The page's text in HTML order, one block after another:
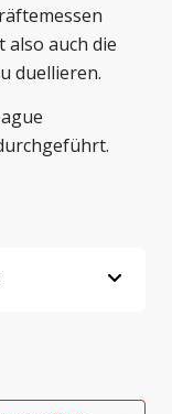
also auch die
duellieren.